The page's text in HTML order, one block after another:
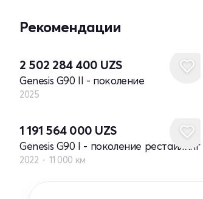
Рекомендации
2 502 284 400 UZS
Genesis G90 II - поколение
2025
1 191 564 000 UZS
Genesis G90 I - поколение рестайлинг
2022 11 000 км